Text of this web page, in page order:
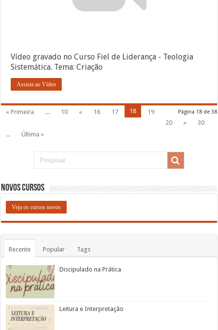
Vídeo gravado no Curso Fiel de Liderança - Teologia
Sistemática. Tema: Criação
Assista ao Vídeo
Página 18 de 38
« Primeira ... 10 « 16 17 18
19
20
»
30
...
Última »
Novos Cursos
Veja os cursos novos
Recente Popular Tags
Discipulado na Prática
Leitura e Interpretação